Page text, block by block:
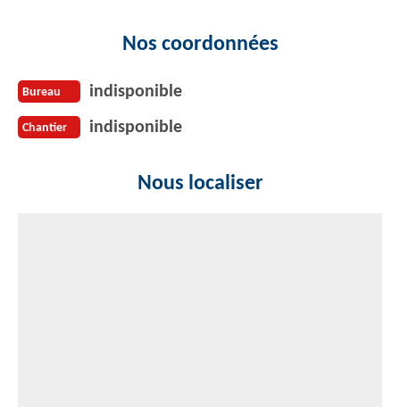
Nos coordonnées
Bureau indisponible
Chantier indisponible
Nous localiser